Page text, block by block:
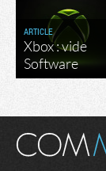
ARTICLE
Xbox : vide
Software